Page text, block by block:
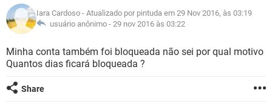
GUIA DE COMPRAS
INSTAGRAM GMAIL
GUIA DE COMPRAS
CELULAR
OUTLOOK EXCEL
INSTAGRAM GMAIL
GUIA DE COMPRAS
JOGOS WHATSAPP
CELULAR
OUTLOOK EXCEL
GLOSSÁRIO
JOGOS WHATSAPP
CELULAR
OUTLOOK
Iara Cardoso - Atualizado por pintuda em 29 Nov 2016, às 03:19
usuário anônimo - 29 nov 2016 às 03:22
Minha conta também foi bloqueada não sei por qual motivo
Quantos dias ficará bloqueada ?
Share